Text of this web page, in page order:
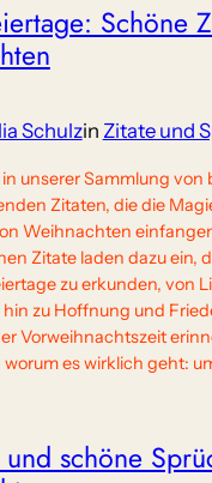
Schöne
Schulzin Zitate und
unserer Sammlung von
Zitaten, die die
Weihnachten
Zitate laden dazu ein,
zu erkunden, von
zu Hoffnung und
Vorweihnachtszeit
worum es wirklich geht:
und schöne